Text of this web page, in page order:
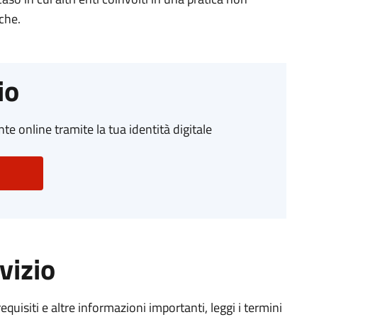
online tramite la tua identità digitale
e altre informazioni importanti, leggi i termini